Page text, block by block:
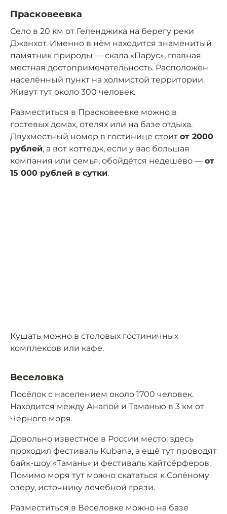
Прасковеевка
Село в 20 км от Геленджика на берегу реки
Джанхот. Именно в нём находится знаменитый
памятник природы — скала «Парус», главная
местная достопримечательность. Расположен
населённый пункт на холмистой территории.
Живут тут около 300 человек.
Разместиться в Прасковеевке можно в
гостевых домах, отелях или на базе отдыха.
Двухместный номер в гостинице стоит от 2000
рублей, а вот коттедж, если у вас большая
компания или семья, обойдётся недешёво — от
15 000 рублей в сутки.
Кушать можно в столовых гостиничных
комплексов или кафе.
Веселовка
Посёлок с населением около 1700 человек.
Находится между Анапой и Таманью в 3 км от
Чёрного моря.
Довольно известное в России место: здесь
проходил фестиваль Kubana, а ещё тут проводят
байк-шоу «Тамань» и фестиваль кайтсёрферов.
Помимо моря тут можно скататься к Солёному
озеру, источнику лечебной грязи.
Разместиться в Веселовке можно на базе